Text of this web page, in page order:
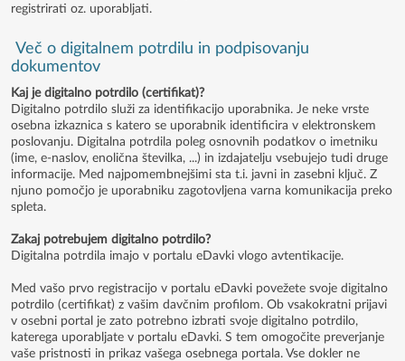
registrirati oz. uporabljati.
Več o digitalnem potrdilu in podpisovanju
dokumentov
Kaj je digitalno potrdilo (certifikat)?
Digitalno potrdilo služi za identifikacijo uporabnika. Je neke vrste
osebna izkaznica s katero se uporabnik identificira v elektronskem
poslovanju. Digitalna potrdila poleg osnovnih podatkov o imetniku
(ime, e-naslov, enolična številka, ...) in izdajatelju vsebujejo tudi druge
informacije. Med najpomembnejšimi sta t.i. javni in zasebni ključ. Z
njuno pomočjo je uporabniku zagotovljena varna komunikacija preko
spleta.
Zakaj potrebujem digitalno potrdilo?
Digitalna potrdila imajo v portalu eDavki vlogo avtentikacije.
Med vašo prvo registracijo v portalu eDavki povežete svoje digitalno
potrdilo (certifikat) z vašim davčnim profilom. Ob vsakokratni prijavi
v osebni portal je zato potrebno izbrati svoje digitalno potrdilo,
katerega uporabljate v portalu eDavki. S tem omogočite preverjanje
vaše pristnosti in prikaz vašega osebnega portala. Vse dokler ne